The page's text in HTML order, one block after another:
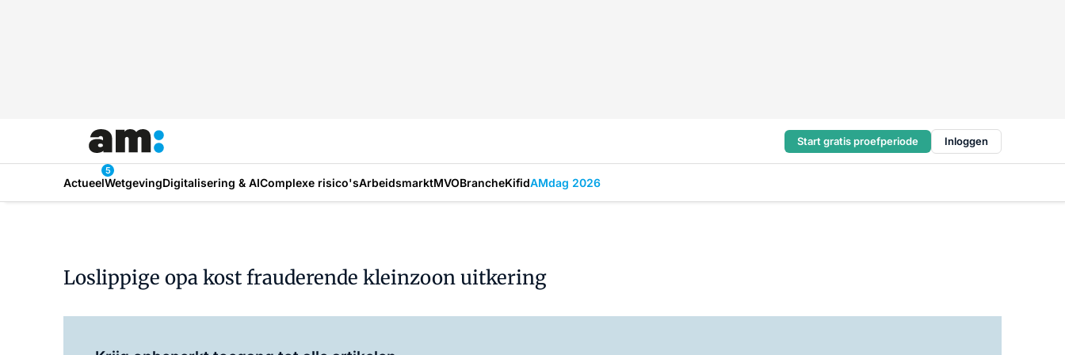
Start gratis proefperiode Inloggen
Actueel
5
WetgevingDigitalisering & AIComplexe risico'sArbeidsmarktMVOBrancheKifidAMdag 2026
Loslippige opa kost frauderende kleinzoon uitkering